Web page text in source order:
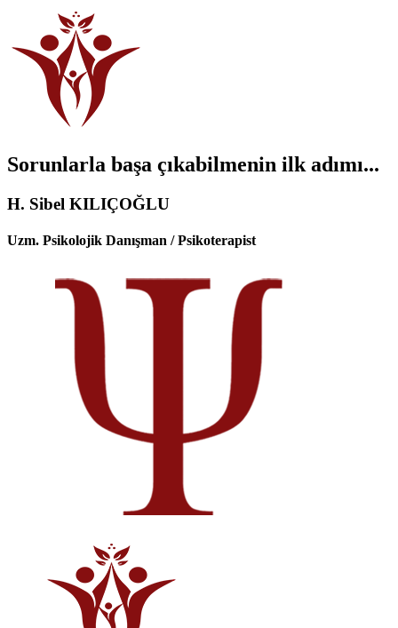
Sorunlarla başa çıkabilmenin ilk adımı...
H. Sibel KILIÇOĞLU
Uzm. Psikolojik Danışman / Psikoterapist